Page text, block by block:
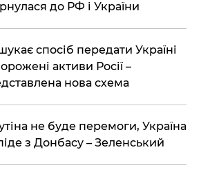
до РФ і України
спосіб передати Україні
активи Росії –
​​нова схема
не буде перемоги, Україна
з Донбасу – Зеленський